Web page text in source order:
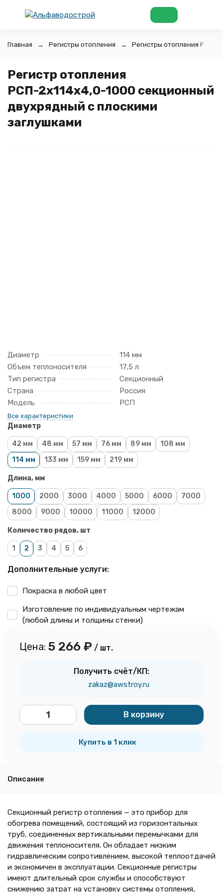
Главная Регистры отопления Регистры отопления РСП
Регистр отопления
РСП-2x114x4,0-1000 секционный
двухрядный с плоскими
заглушками
Диаметр
114 мм
Объем теплоносителя
17,5 л
Тип регистра
Секционный
Страна
Россия
Модель
РСП
Все характеристики
Диаметр
42 мм 48 мм 57 мм 76 мм 89 мм
108 мм
114 мм
133 мм 159 мм 219 мм
Длина, мм
1000 2000 3000 4000 5000 6000
7000
8000
9000 10000 11000 12000
Количество рядов, шт
1 2 3 4 5 6
Дополнительные услуги:
Покраска в любой цвет
Изготовление по индивидуальным чертежам
(любой длины и толщины стенки)
Цена: 5 266 ₽ / шт.
Получить счёт/КП:
zakaz@awstroy.ru
В корзину
Купить в 1 клик
Описание
Секционный регистр отопления — это прибор для
обогрева помещений, состоящий из горизонтальных
труб, соединенных вертикальными перемычками для
движения теплоносителя. Он обладает низким
гидравлическим сопротивлением, высокой теплоотдачей
и экономичен в эксплуатации. Секционные регистры
имеют длительный срок службы и способствуют
снижению затрат на установку системы отопления,